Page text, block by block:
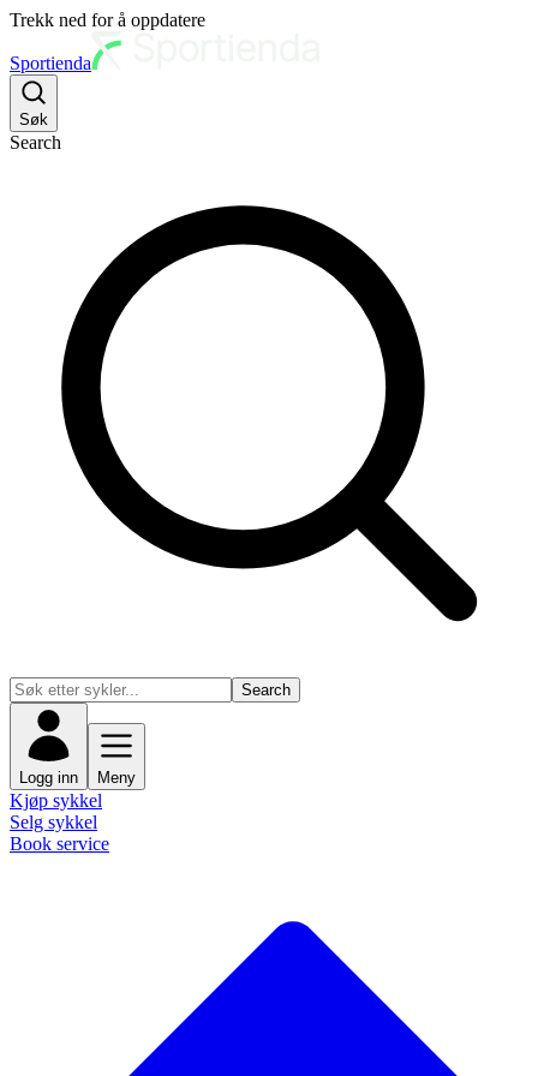
Trekk ned for å oppdatere
Sportienda
Søk
Search
Search
Logg inn Meny
Kjøp sykkel
Selg sykkel
Book service